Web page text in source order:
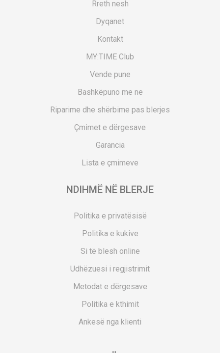
Rreth nesh
Dyqanet
Kontakt
MY:TIME Club
Vende pune
Bashkëpuno me ne
Riparime dhe shërbime pas blerjes
Çmimet e dërgesave
Garancia
Lista e çmimeve
NDIHMË NË BLERJE
Politika e privatësisë
Politika e kukive
Si të blesh online
Udhëzuesi i regjistrimit
Metodat e dërgesave
Politika e kthimit
Ankesë nga klienti